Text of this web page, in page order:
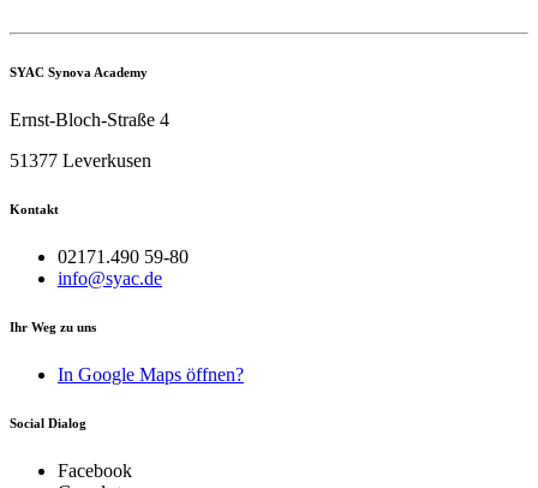
SYAC Synova Academy
Ernst-Bloch-Straße 4
51377 Leverkusen
Kontakt
02171.490 59-80
info@syac.de
Ihr Weg zu uns
In Google Maps öffnen?
Social Dialog
Facebook